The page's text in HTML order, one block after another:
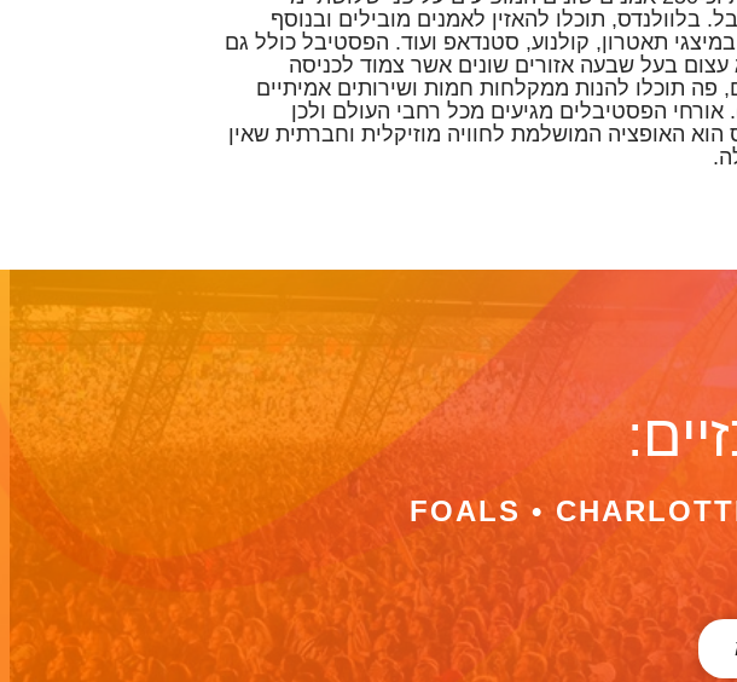
בלוולנדס, תוכלו להאזין לאמנים מובילים ובנוסף
תאטרון, קולנוע, סטנדאפ ועוד. הפסטיבל כולל גם
עצום בעל שבעה אזורים שונים אשר צמוד לכניסה
פה תוכלו להנות ממקלחות חמות ושירותים אמיתיים
אורחי הפסטיבלים מגיעים מכל רחבי העולם ולכן
הוא האופציה המושלמת לחוויה מוזיקלית וחברתית שאין
FOALS •